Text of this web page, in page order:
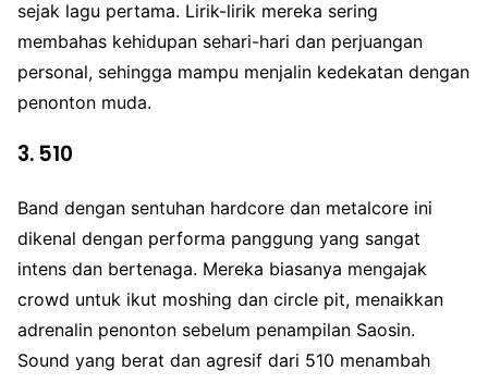
sejak lagu pertama. Lirik-lirik mereka sering
membahas kehidupan sehari-hari dan perjuangan
personal, sehingga mampu menjalin kedekatan dengan
penonton muda.
3.510
Band dengan sentuhan hardcore dan metalcore ini
dikenal dengan performa panggung yang sangat
intens dan bertenaga. Mereka biasanya mengajak
crowd untuk ikut moshing dan circle pit, menaikkan
adrenalin penonton sebelum penampilan Saosin.
Sound yang berat dan agresif dari 510 menambah